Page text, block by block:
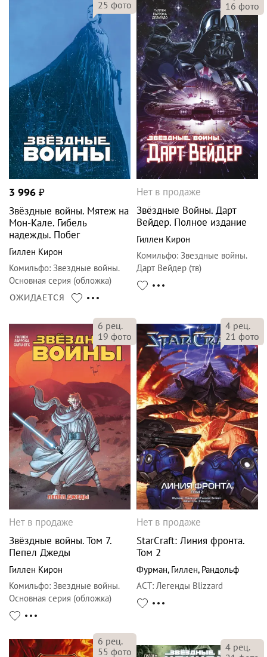
25 фото
3 996 ₽
Звёздные войны. Мятеж на
Мон-Кале. Гибель
надежды. Побег
Гиллен Кирон
Комильфо: Звездные войны.
Основная серия (обложка)
ОЖИДАЕТСЯ
16 фото
Нет в продаже
Звёздные Войны. Дарт
Вейдер. Полное издание
Гиллен Кирон
Комильфо: Звездные войны.
Дарт Вейдер (тв)
6 рец.
19 фото
Нет в продаже
Звёздные войны. Том 7.
Пепел Джеды
Гиллен Кирон
Комильфо: Звездные войны.
Основная серия (обложка)
4 рец.
21 фото
Нет в продаже
StarCraft: Линия фронта.
Том 2
Фурман, Гиллен, Рандольф
АСТ: Легенды Blizzard
6 рец.
55 фото 4 рец.